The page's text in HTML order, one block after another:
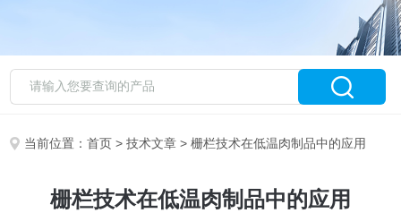
当前位置：首页 >技术文章 > 栅栏技术在低温肉制品中的应用
栅栏技术在低温肉制品中的应用